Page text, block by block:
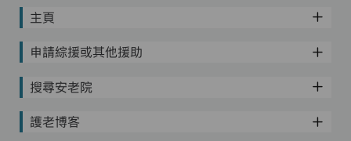
主頁
申請綜援或其他援助
搜尋安老院
護老博客